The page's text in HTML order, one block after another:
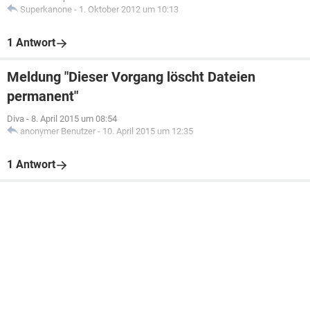
Superkanone - 1. Oktober 2012 um 10:13
1 Antwort
Meldung "Dieser Vorgang löscht Dateien
permanent"
Diva - 8. April 2015 um 08:54
anonymer Benutzer - 10. April 2015 um 12:35
1 Antwort